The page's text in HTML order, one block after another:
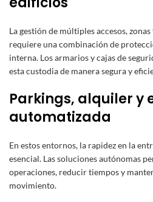
La gestión de múltiples accesos,
requiere una combinación de
interna. Los armarios y cajas de
esta custodia de manera segura y
Parkings, alquiler y
automatizada
En estos entornos, la rapidez en la
esencial. Las soluciones autónomas
operaciones, reducir tiempos y
movimiento.